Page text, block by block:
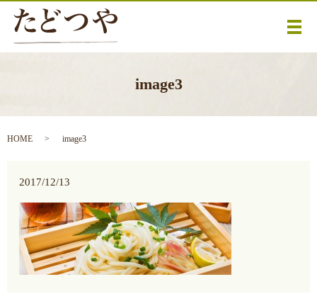
メ
image3
HOME image3
2017/12/13